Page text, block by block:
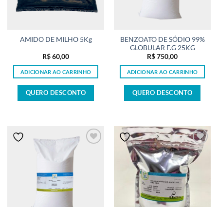
AMIDO DE MILHO 5Kg
R$60,00
ADICIONAR AO CARRINHO
QUERO DESCONTO
BENZOATO DE SÓDIO 99%
GLOBULAR F.G 25KG
R$750,00
ADICIONAR AO CARRINHO
QUERO DESCONTO